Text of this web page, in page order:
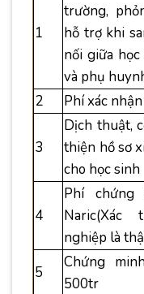
1
trường,
hỗ trợ khi
nối giữa
và phụ
2 Phí xác
3
Dịch thuật,
thiện hồ sơ
cho học sinh
4
Phí chứng
nghiệp là
5
Chứng
500tr